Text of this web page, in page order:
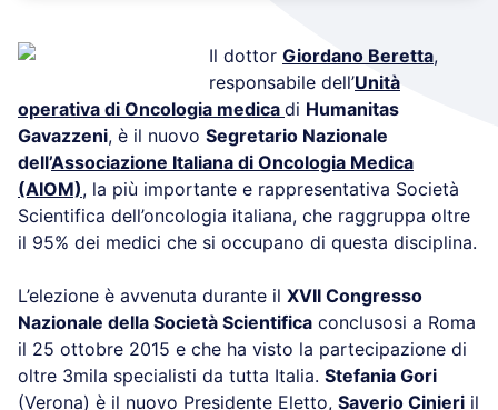
Il dottor Giordano Beretta,
responsabile dell’Unità
operativa di Oncologia medica di Humanitas
Gavazzeni, è il nuovo Segretario Nazionale
dell’Associazione Italiana di Oncologia Medica
(AIOM), la più importante e rappresentativa Società
Scientifica dell’oncologia italiana, che raggruppa oltre
il 95% dei medici che si occupano di questa disciplina.
L’elezione è avvenuta durante il XVII Congresso
Nazionale della Società Scientifica conclusosi a Roma
il 25 ottobre 2015 e che ha visto la partecipazione di
oltre 3mila specialisti da tutta Italia. Stefania Gori
(Verona) è il nuovo Presidente Eletto, Saverio Cinieri il